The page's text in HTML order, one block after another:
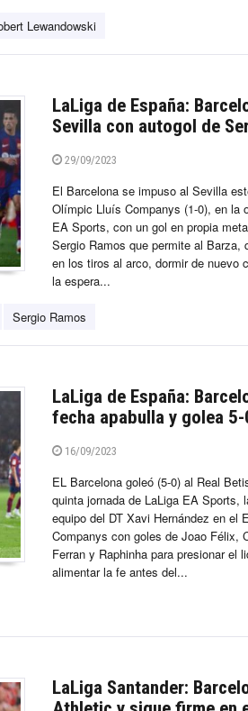
Lewandowski
LaLiga de España:
Sevilla con autogol de
29/09/2023
El Barcelona se impuso al Sevilla
Olímpic Lluís Companys (1-0), en la
EA Sports, con un gol en propia
Sergio Ramos que permite al Barza,
en los tiros al arco, dormir de nuevo
la espera...
Sergio Ramos
LaLiga de España:
fecha apabulla y golea
16/09/2023
EL Barcelona goleó (5-0) al Real
quinta jornada de LaLiga EA Sports,
equipo del DT Xavi Hernández en el
Companys con goles de Joao Félix,
Ferran y Raphinha para presionar el
alimentar la fe antes del...
LaLiga Santander: